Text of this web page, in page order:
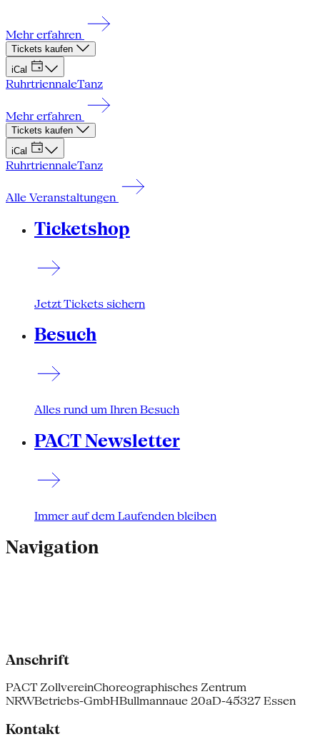
Mehr erfahren
Tickets kaufen
iCal
RuhrtriennaleTanz
Mehr erfahren
Tickets kaufen
iCal
RuhrtriennaleTanz
Alle Veranstaltungen
Ticketshop
Jetzt Tickets sichern
Besuch
Alles rund um Ihren Besuch
PACT Newsletter
Immer auf dem Laufenden bleiben
Navigation
Anschrift
PACT ZollvereinChoreographisches Zentrum
NRWBetriebs-GmbHBullmannaue 20aD-45327 Essen
Kontakt